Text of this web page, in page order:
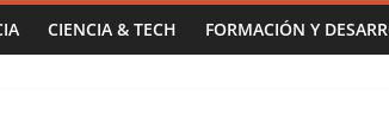
CIENCIA & TECH FORMACIÓN Y